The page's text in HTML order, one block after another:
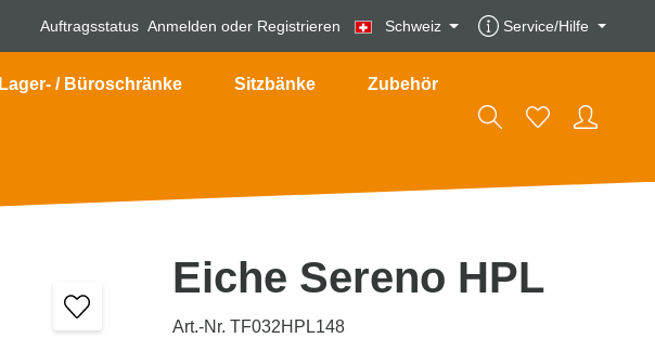
Auftragsstatus Anmelden oder Registrieren Schweiz Service/Hilfe
Lager- / Büroschränke Sitzbänke Zubehör
Eiche Sereno HPL
Art.-Nr. TF032HPL148